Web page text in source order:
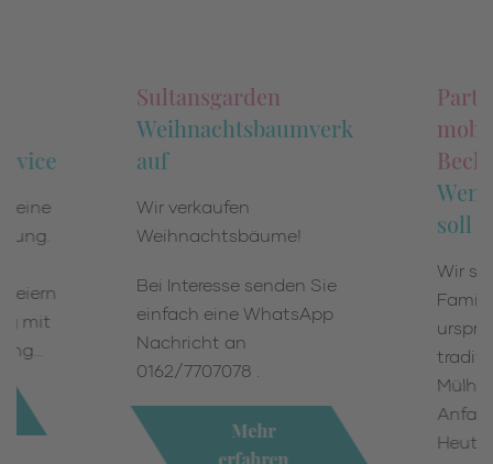
eine
mit
Sultansgarden
Weihnachtsbaumverk
auf
Wir verkaufen
Weihnachtsbäume!
Bei Interesse senden Sie
einfach eine WhatsApp
Nachricht an
0162/7707078 .
Mehr
erfahren
soll
Wir